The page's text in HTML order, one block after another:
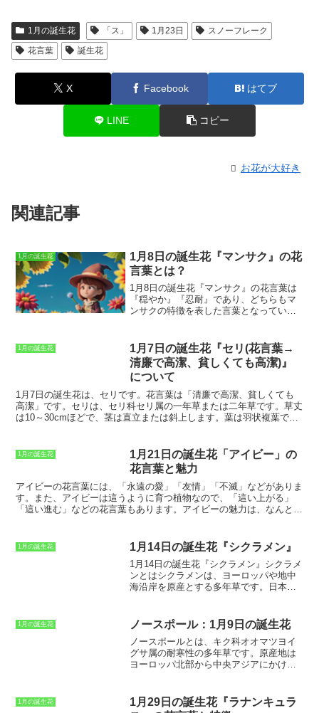
1月の誕生花 「ス」 1月23日
スノーフレーク
花言葉
誕生花
X Facebook はてブ
LINE コピー
お花が大好き
関連記事
1月の誕生花
1月8日の誕生花『マンサク』の花
言葉とは？
1月8日の誕生花『マンサク』の花言葉は
『穏やか』『忍耐』であり、どちらもマ
ンサクの特徴を表した言葉となっていま
します。忍耐という言葉は、マンサクが
冬の寒い時期に花を咲かせることに由来
します。マンサクの花は、春を告げる花
として知られており、その花言葉は縁起
が良いとされています。マンサクの花言
葉は、忍耐と穏やかさを象徴している花
です。
1月の誕生花
1月7日の誕生花『セリ(花言葉→
清廉で高潔、貧しくても高潔)』
について
1月7日の誕生花は、セリです。花言葉は「清廉で高潔、貧しくても
高潔」です。セリは、セリ科セリ属の一年草または二年草です。草丈
は10～30cmほどで、茎は直立または斜上します。葉は羽状複葉で、
原産で、湿地や水田などに自生 しています。日本では、江戸時代から
栽培されており、食用や薬用として利用されています。
1月の誕生花
1月21日の誕生花「アイビー」の
花言葉と魅力
アイビーの花言葉には、「永遠の愛」「友情」「不滅」などがありま
す。また、アイビーは這うように育つ植物なので、「這い上がる」
「這い進む」などの花言葉もあります。アイビーの魅力は、なんとい
初心者でも簡単に育てることができます。這うように育つので、ハン
ギングバスケットや壁掛けプランターなどにすると、とてもおしゃれ
アイビーの特徴は、這うように育ち、葉っぱが
3～5枚に分かれています。また、アイビーは丈夫で育てやすい植物
ですが、直射日光には弱いので、半日陰の場所で育てるのが良いでし
いでしょう。
アイビーの育て方は、比較的簡単です。丈夫な植物なの
育てるのが理想ですが、半日陰でも育てることができます。水やり
は、土が乾いたらたっぷりと与えるようにしましょう。肥料は、春と
秋に緩効性肥料を与えると良いでしょう。また、アイビーは伸びるの
1月の誕生花 1月14日の誕生花『シクラメン』
1月14日の誕生花『シクラメン』 シクラメ
ンとはシクラメンは、ヨーロッパや地中
海沿岸を原産とする多年草です。日本で
メンの花は、赤、ピンク、白、紫など、
さまざまな色があります。花弁は、ハー
ト型や卵型など、種類によって異なりま
す。シクラメンは、花が美しいだけでな
く、葉っぱも観賞価値があります。葉っ
較的育てやすい植物ですが、直射日光を
1月の誕生花 ノースポール：1月9日の誕生花
ノースポールとは、キク科オオマツヨイ
グサ属の耐寒性の多年草です。原産地は
ヨーロッパ北部から中央アジアにかけて
は30～60cmほどで、葉は羽状に切れ込ん
でいます。花は白色で、直径は約2cmほ
1月の誕生花
1月29日の誕生花『ラナンキュラ